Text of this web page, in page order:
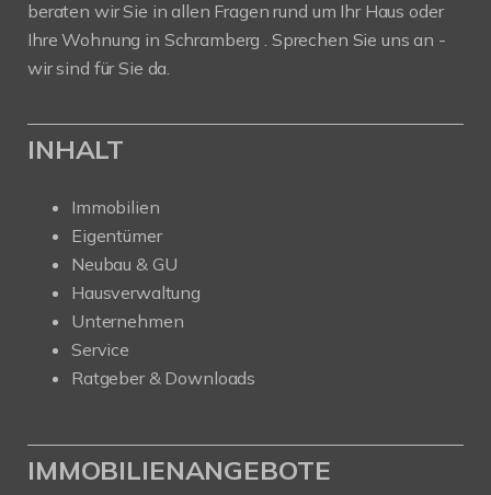
beraten wir Sie in allen Fragen rund um Ihr Haus oder
Ihre Wohnung in Schramberg . Sprechen Sie uns an -
wir sind für Sie da.
INHALT
Immobilien
Eigentümer
Neubau & GU
Hausverwaltung
Unternehmen
Service
Ratgeber & Downloads
IMMOBILIENANGEBOTE